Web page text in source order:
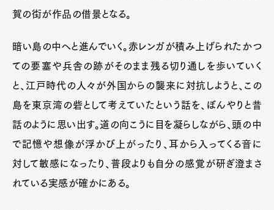
賀の街が作品の借景となる。
暗い島の中へと進んでいく。赤レンガが積み上げられたかつ
ての要塞や兵舎の跡がそのまま残る切り通しを歩いていく
と、江戸時代の人々が外国からの襲来に対抗しようと、この
島を東京湾の砦として考えていたという話を、ぼんやりと昔
話のように思い出す。道の向こうに目を凝らしながら、頭の中
で記憶や想像が浮かび上がったり、耳から入ってくる音に
対して敏感になったり、普段よりも自分の感覚が研ぎ澄まさ
れている実感が確かにある。